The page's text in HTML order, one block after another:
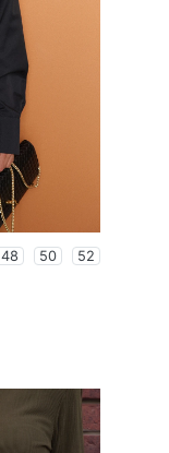
48 50 52